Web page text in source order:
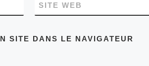
SITE WEB
SITE DANS LE NAVIGATEUR